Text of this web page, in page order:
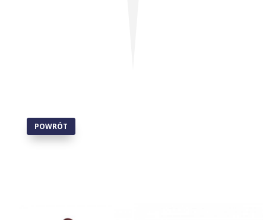
POWRÓT